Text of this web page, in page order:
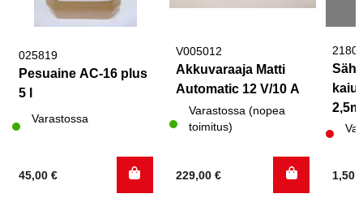
025819
Pesuaine AC-16 plus
5 l
Varastossa
45,00 €
V005012
Akkuvaraaja Matti
Automatic 12 V/10 A
Varastossa (nopea
toimitus)
229,00 € 1,50